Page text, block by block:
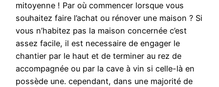
mitoyenne ! Par où commencer lorsque vous
souhaitez faire l’achat ou rénover une maison ? Si
vous n’habitez pas la maison concernée c’est
assez facile, il est necessaire de engager le
chantier par le haut et de terminer au rez de
accompagnée ou par la cave à vin si celle-là en
possède une. cependant, dans une majorité de